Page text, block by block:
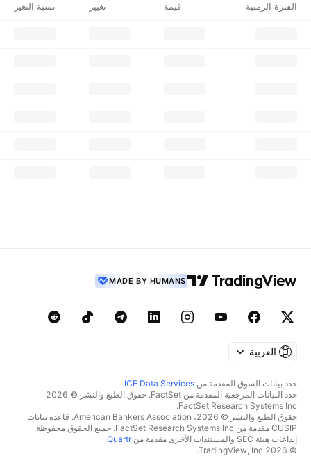
الفترة الزمنية قيمة تغيير نسبة التغير
MADE BY HUMANS
العربية
حدد بيانات السوق المقدمة من ICE Data Services
.
حدد البيانات المرجعية المقدمة من FactSet. حقوق الطبع والنشر © 2026
FactSet Research Systems Inc.
حقوق الطبع والنشر © 2026، American Bankers Association. قاعدة بيانات
CUSIP مقدمة من FactSet Research Systems Inc. جميع الحقوق محفوظة.
إيداعات هيئة SEC والمستندات الأخرى مقدمة من
Quartr
.
© 2026 TradingView, Inc.